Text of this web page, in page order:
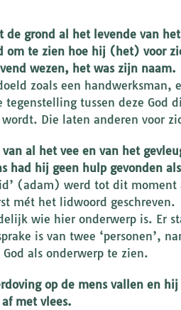
de grond al het levende van
te zien hoe hij (het) voor
wezen, het was zijn naam.
zoals een handwerksman,
tussen deze God
Die laten anderen voor
al het vee en van het
had hij geen hulp gevonden
(adam) werd tot dit
mét het lidwoord geschreven.
wie hier onderwerp is. Er
is van twee ‘personen’,
als onderwerp te zien.
op de mens vallen en
met vlees.